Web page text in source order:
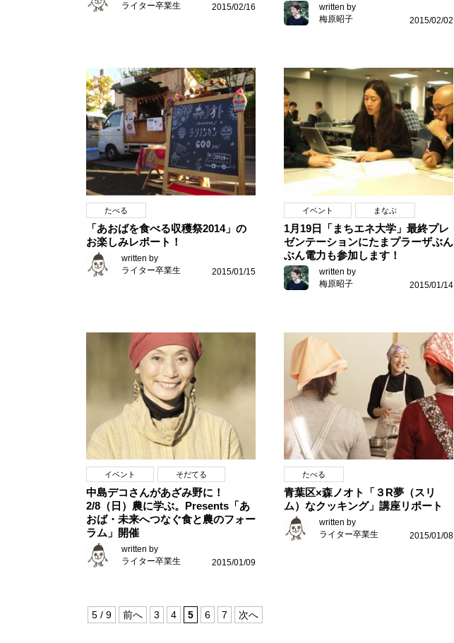
ライター卒業生
2015/02/16
written by
梅原昭子
2015/02/02
たべる
「あおばを食べる収穫祭2014」の
お楽しみレポート！
written by
ライター卒業生
2015/01/15
イベント まなぶ
1月19日「まちエネ大学」最終プレ
ゼンテーションにたまプラーザぶん
ぶん電力も参加します！
written by
梅原昭子
2015/01/14
イベント そだてる
中島デコさんがあざみ野に！
2/8（日）農に学ぶ。Presents「あ
おば・未来へつなぐ食と農のフォー
ラム」開催
written by
ライター卒業生
2015/01/09
たべる
青葉区×森ノオト「３R夢（スリ
ム）なクッキング」講座リポート
written by
ライター卒業生
2015/01/08
5 / 9 前へ 3 4 5 6 7 次へ